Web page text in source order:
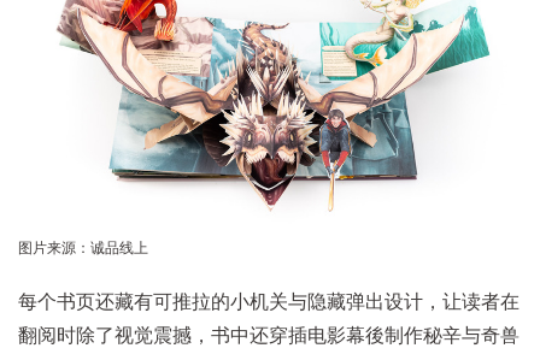
图片来源：诚品线上
每个书页还藏有可推拉的小机关与隐藏弹出设计，让读者在
翻阅时除了视觉震撼，书中还穿插电影幕後制作秘辛与奇兽